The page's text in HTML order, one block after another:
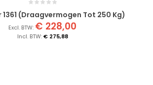
(Draagvermogen Tot 250 Kg)
€ 275,88
€ 228,00